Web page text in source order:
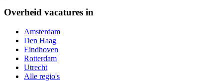
Overheid vacatures in
Amsterdam
Den Haag
Eindhoven
Rotterdam
Utrecht
Alle regio's